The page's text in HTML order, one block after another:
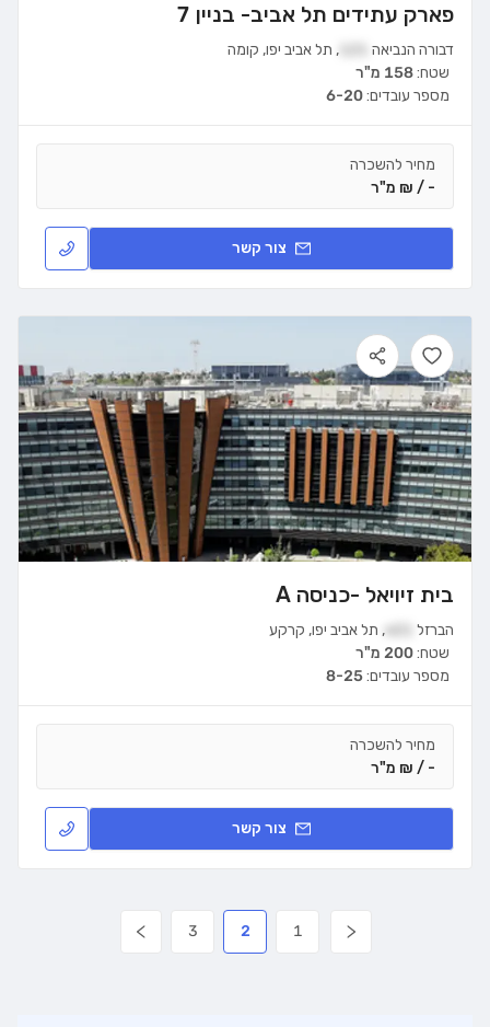
פארק עתידים תל אביב- בניין 7
דבורה הנביאה , תל אביב יפו, קומה
שטח:158 מ"ר
מספר עובדים:6-20
מחיר להשכרה
- / ₪ מ"ר
צור קשר
בית זיויאל -כניסה A
הברזל , תל אביב יפו, קרקע
שטח:200 מ"ר
מספר עובדים:8-25
מחיר להשכרה
- / ₪ מ"ר
צור קשר
1
2
3